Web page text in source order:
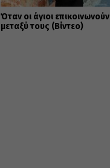
Όταν οι άγιοι επικοινωνούν
μεταξύ τους (Βίντεο)